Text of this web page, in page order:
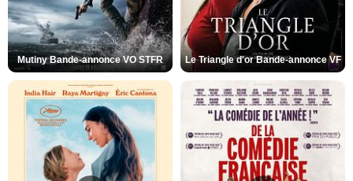
Mutiny Bande-annonce VO STFR Le Triangle d'or Bande-annonce VF